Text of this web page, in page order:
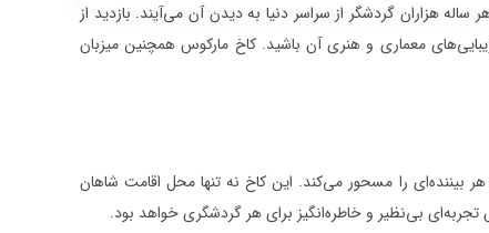
هزاران گردشگر از سراسر دنیا به دیدن آن می‌آیند. بازدید از
معماری و هنری آن باشید. کاخ مارکوس همچنین میزبان
بیننده‌ای را مسحور می‌کند. این کاخ نه تنها محل اقامت شاهان
تجربه‌ای بی‌نظیر و خاطره‌انگیز برای هر گردشگری خواهد بود.